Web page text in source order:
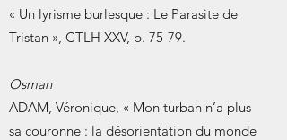
« Un lyrisme burlesque : Le Parasite de
Tristan », CTLH XXV, p. 75-79.
Osman
ADAM, Véronique, « Mon turban n’a plus
sa couronne : la désorientation du monde